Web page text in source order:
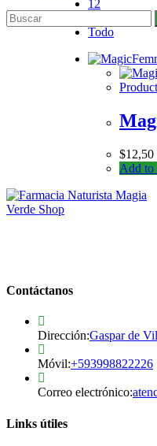
12
Todo
$12,50
Add to
Contáctanos
Dirección:Gaspar de
Móvil:+593998822226
Correo electrónico:
Links útiles